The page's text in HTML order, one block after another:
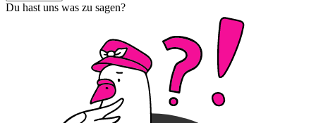
Du hast uns was zu sagen?